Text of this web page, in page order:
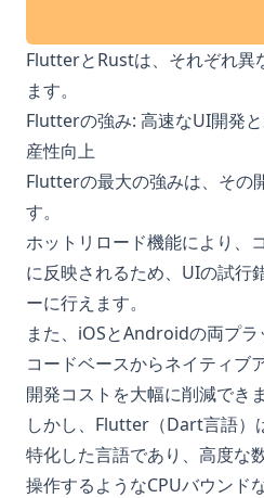
FlutterとRustは、それぞれ異
ます。
Flutterの強み: 高速なUI開発
産性向上
Flutterの最大の強みは、その
す。
ホットリロード機能により、
に反映されるため、UIの試行
ーに行えます。
また、iOSとAndroidの両プ
コードベースからネイティブ
開発コストを大幅に削減できま
しかし、Flutter（Dart言語）
特化した言語であり、高度な
操作するようなCPUバウンド